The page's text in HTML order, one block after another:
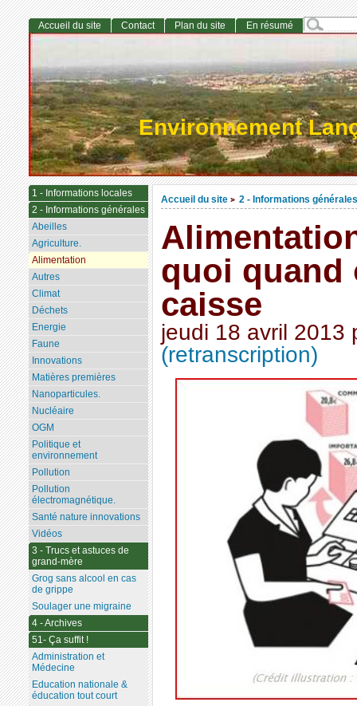
Environnement
Accueil du site > 2 - Informations générales
quoi quand
caisse
jeudi 18 avril 2013
(retranscription)
Accueil du site Contact Plan du site En résumé
1 - Informations locales
2 - Informations générales
Abeilles
Agriculture.
Alimentation
Autres
Climat
Déchets
Energie
Faune
Innovations
Matières premières
Nanoparticules.
Nucléaire
OGM
Politique et
environnement
Pollution
Pollution
électromagnétique.
Santé nature innovations
Vidéos
3 - Trucs et astuces de
grand-mère
Grog sans alcool en cas
de grippe
Soulager une migraine
4 - Archives
51- Ça suffit !
Administration et
Médecine
Education nationale &
éducation tout court